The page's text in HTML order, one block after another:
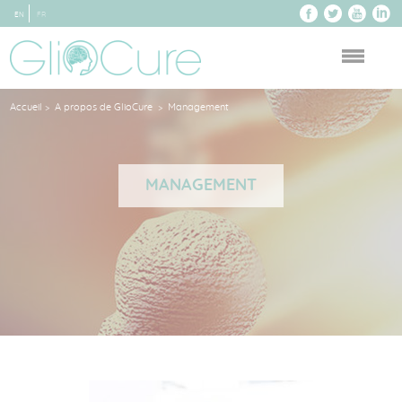
EN FR
Accueil > A propos de GlioCure > Management
MANAGEMENT